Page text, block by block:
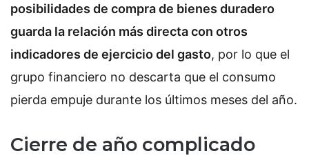
posibilidades de compra de bienes duradero
guarda la relación más directa con otros
indicadores de ejercicio del gasto, por lo que el
grupo financiero no descarta que el consumo
pierda empuje durante los últimos meses del año.
Cierre de año complicado